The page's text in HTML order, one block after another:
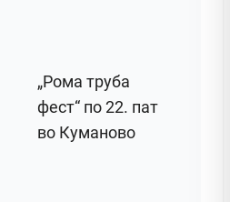
„Рома труба
фест“ по 22. пат
во Куманово